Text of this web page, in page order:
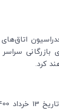
اتاق‌های
خواهد شد.
کرد.